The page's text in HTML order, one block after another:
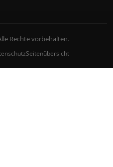
Rechte vorbehalten.
Seitenübersicht